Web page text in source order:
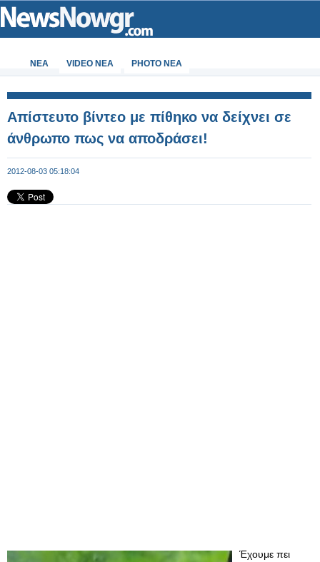
ΝΕΑ VIDEO NEA PHOTO NEA
Απίστευτο βίντεο με πίθηκο να δείχνει σε
άνθρωπο πως να αποδράσει!
2012-08-03 05:18:04
Έχουμε πει